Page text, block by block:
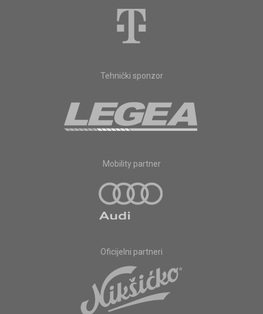
Tehnički sponzor
Mobility partner
Oficijelni partneri